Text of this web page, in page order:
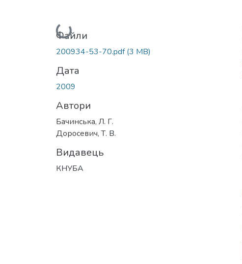
Вантажиться...
Файли
200934-53-70.pdf(3 MB)
Дата
2009
Автори
Бачинська, Л. Г.
Доросевич, Т. В.
Видавець
КНУБА